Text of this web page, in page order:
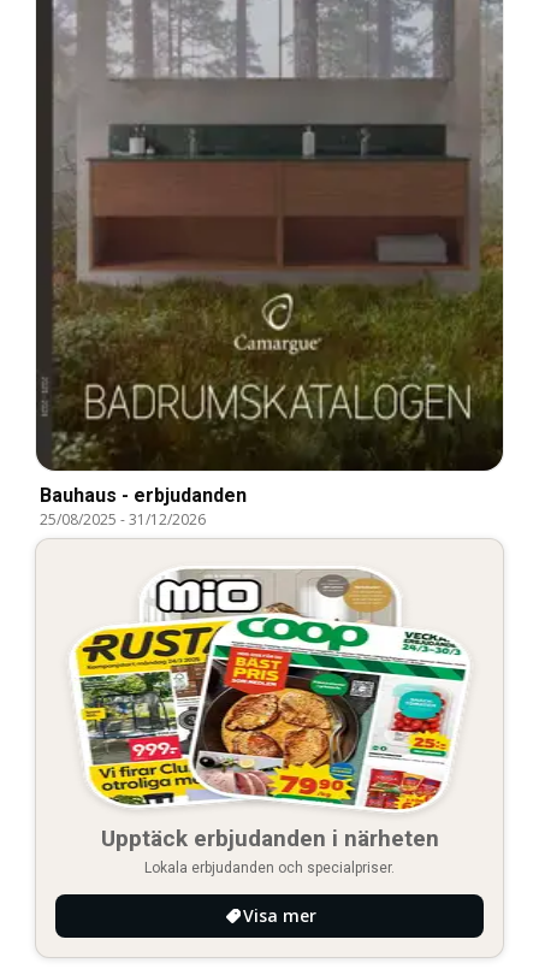
Bauhaus - erbjudanden
25/08/2025 -31/12/2026
Upptäck erbjudanden i närheten
Lokala erbjudanden och specialpriser.
Visa mer